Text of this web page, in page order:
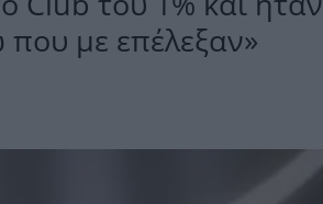
με επέλεξαν»